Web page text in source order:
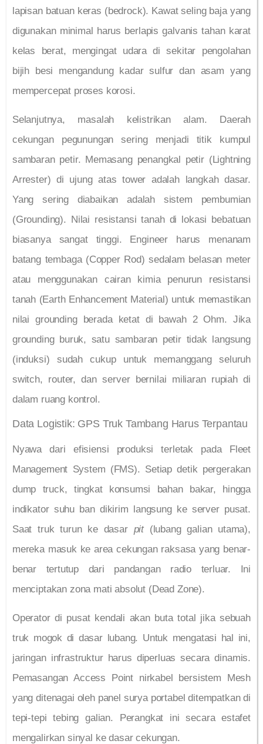
lapisan batuan keras (bedrock). Kawat seling baja yang
digunakan minimal harus berlapis galvanis tahan karat
kelas berat, mengingat udara di sekitar pengolahan
bijih besi mengandung kadar sulfur dan asam yang
mempercepat proses korosi.
Selanjutnya, masalah kelistrikan alam. Daerah
cekungan pegunungan sering menjadi titik kumpul
sambaran petir. Memasang penangkal petir (Lightning
Arrester) di ujung atas tower adalah langkah dasar.
Yang sering diabaikan adalah sistem pembumian
(Grounding). Nilai resistansi tanah di lokasi bebatuan
biasanya sangat tinggi. Engineer harus menanam
batang tembaga (Copper Rod) sedalam belasan meter
atau menggunakan cairan kimia penurun resistansi
tanah (Earth Enhancement Material) untuk memastikan
nilai grounding berada ketat di bawah 2 Ohm. Jika
grounding buruk, satu sambaran petir tidak langsung
(induksi) sudah cukup untuk memanggang seluruh
switch, router, dan server bernilai miliaran rupiah di
dalam ruang kontrol.
Data Logistik: GPS Truk Tambang Harus Terpantau
Nyawa dari efisiensi produksi terletak pada Fleet
Management System (FMS). Setiap detik pergerakan
dump truck, tingkat konsumsi bahan bakar, hingga
indikator suhu ban dikirim langsung ke server pusat.
Saat truk turun ke dasar pit(lubang galian utama),
mereka masuk ke area cekungan raksasa yang benar-
benar tertutup dari pandangan radio terluar. Ini
menciptakan zona mati absolut (Dead Zone).
Operator di pusat kendali akan buta total jika sebuah
truk mogok di dasar lubang. Untuk mengatasi hal ini,
jaringan infrastruktur harus diperluas secara dinamis.
Pemasangan Access Point nirkabel bersistem Mesh
yang ditenagai oleh panel surya portabel ditempatkan di
tepi-tepi tebing galian. Perangkat ini secara estafet
mengalirkan sinyal ke dasar cekungan.